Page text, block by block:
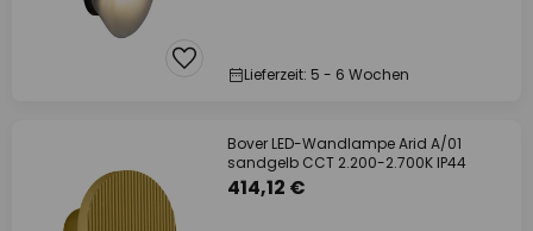
Lieferzeit: 5 - 6 Wochen
Bover LED-Wandlampe Arid A/01
sandgelb CCT 2.200-2.700K IP44
414,12 €